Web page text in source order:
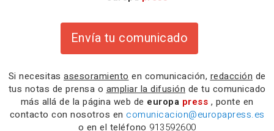
Envía tu comunicado
Si necesitas asesoramiento en comunicación, redacción de
tus notas de prensa o ampliar la difusión de tu comunicado
más allá de la página web de europa press , ponte en
contacto con nosotros en comunicacion@europapress.es
o en el teléfono 913592600